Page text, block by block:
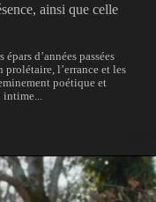
ainsi que celle
d’années passées
l’errance et les
poétique et